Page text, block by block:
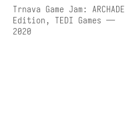
Trnava Game Jam: ARCHADE
Edition, TEDI Games —
2020